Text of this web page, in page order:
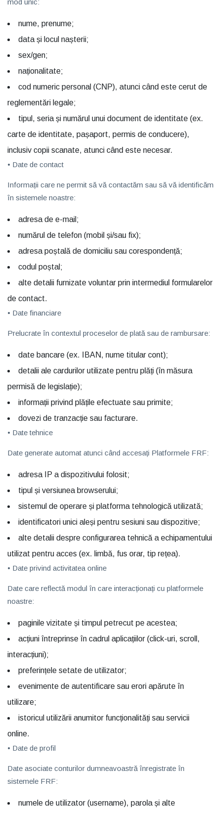
mod unic:
nume, prenume;
data și locul nașterii;
sex/gen;
naționalitate;
cod numeric personal (CNP), atunci când este cerut de
reglementări legale;
tipul, seria și numărul unui document de identitate (ex.
carte de identitate, pașaport, permis de conducere),
inclusiv copii scanate, atunci când este necesar.
• Date de contact
Informații care ne permit să vă contactăm sau să vă identificăm
în sistemele noastre:
adresa de e-mail;
numărul de telefon (mobil și/sau fix);
adresa poștală de domiciliu sau corespondență;
codul poștal;
alte detalii furnizate voluntar prin intermediul formularelor
de contact.
• Date financiare
Prelucrate în contextul proceselor de plată sau de rambursare:
date bancare (ex. IBAN, nume titular cont);
detalii ale cardurilor utilizate pentru plăți (în măsura
permisă de legislație);
informații privind plățile efectuate sau primite;
dovezi de tranzacție sau facturare.
• Date tehnice
Date generate automat atunci când accesați Platformele FRF:
adresa IP a dispozitivului folosit;
tipul și versiunea browserului;
sistemul de operare și platforma tehnologică utilizată;
identificatori unici aleși pentru sesiuni sau dispozitive;
alte detalii despre configurarea tehnică a echipamentului
utilizat pentru acces (ex. limbă, fus orar, tip rețea).
• Date privind activitatea online
Date care reflectă modul în care interacționați cu platformele
noastre:
paginile vizitate și timpul petrecut pe acestea;
acțiuni întreprinse în cadrul aplicațiilor (click-uri, scroll,
interacțiuni);
preferințele setate de utilizator;
evenimente de autentificare sau erori apărute în
utilizare;
istoricul utilizării anumitor funcționalități sau servicii
online.
• Date de profil
Date asociate conturilor dumneavoastră înregistrate în
sistemele FRF:
numele de utilizator (username), parola și alte